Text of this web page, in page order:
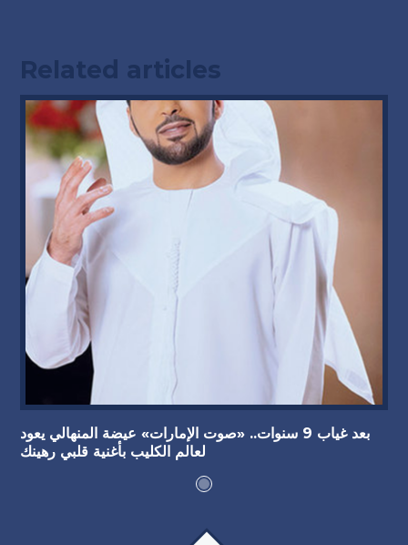
Related articles
بعد غياب 9 سنوات.. «صوت الإمارات» عيضة المنهالي يعود
لعالم الكليب بأغنية قلبي رهينك